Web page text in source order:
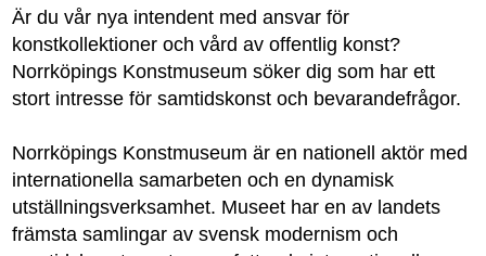
Är du vår nya intendent med ansvar för
konstkollektioner och vård av offentlig konst?
Norrköpings Konstmuseum söker dig som har ett
stort intresse för samtidskonst och bevarandefrågor.
Norrköpings Konstmuseum är en nationell aktör med
internationella samarbeten och en dynamisk
utställningsverksamhet. Museet har en av landets
främsta samlingar av svensk modernism och